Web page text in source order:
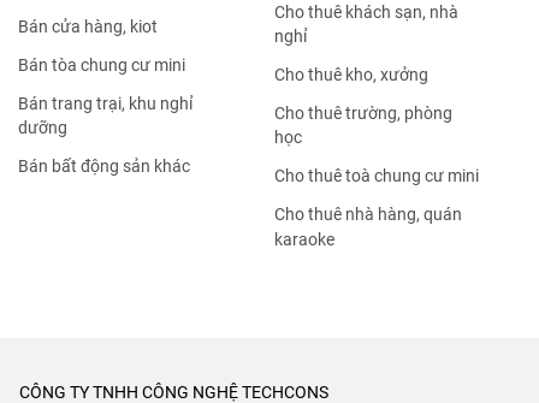
Bán cửa hàng, kiot
Bán tòa chung cư mini
Bán trang trại, khu nghỉ
dưỡng
Bán bất động sản khác
Cho thuê khách sạn, nhà
nghỉ
Cho thuê kho, xưởng
Cho thuê trường, phòng
học
Cho thuê toà chung cư mini
Cho thuê nhà hàng, quán
karaoke
CÔNG TY TNHH CÔNG NGHỆ TECHCONS